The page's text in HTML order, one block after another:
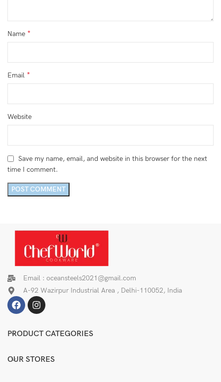
Name *
Email *
Website
Save my name, email, and website in this browser for the next
time I comment.
Email : oceansteels2021@gmail.com
A-92 Wazirpur Industrial Area , Delhi-110052, India
PRODUCT CATEGORIES
OUR STORES